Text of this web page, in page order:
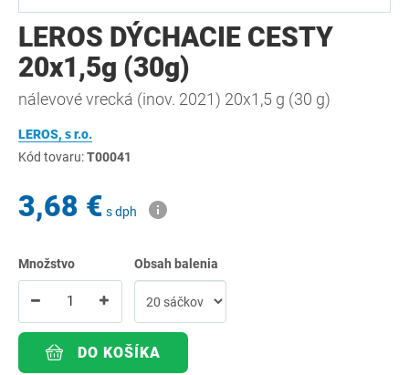
LEROS DÝCHACIE CESTY
20x1,5g (30g)
nálevové vrecká (inov. 2021) 20x1,5 g (30 g)
LEROS, s r.o.
Kód tovaru:T00041
3,68 € s dph
Množstvo Obsah balenia
DO KOŠÍKA